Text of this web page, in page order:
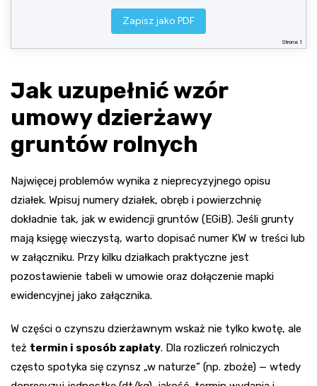
1) Umowa może zostać rozwiązana za porozumieniem stron w formie pisemnej.
2) W przypadku umowy na czas nieoznaczony każda ze stron może wypowiedzieć umowę z
bezprawnej poddzierżawy.
§7 Postanowienia końcowe
Wszelkie zmiany umowy wymagają formy pisemnej pod rygorem nieważności.
W sprawach nieuregulowanych zastosowanie mają przepisy Kodeksu cywilnego.
Umowę sporządzono w [liczba] jednobrzmiących egzemplarzach, po jednym dla
każdej ze stron.
Podpis Wydzierżawiającego: ____________________
Wygenerowano: 8.08.2026
Strona 1
Zapisz jako PDF
Jak uzupełnić wzór
umowy dzierżawy
gruntów rolnych
Najwięcej problemów wynika z nieprecyzyjnego opisu
działek. Wpisuj numery działek, obręb i powierzchnię
dokładnie tak, jak w ewidencji gruntów (EGiB). Jeśli grunty
mają księgę wieczystą, warto dopisać numer KW w treści lub
w załączniku. Przy kilku działkach praktyczne jest
pozostawienie tabeli w umowie oraz dołączenie mapki
ewidencyjnej jako załącznika.
W części o czynszu dzierżawnym wskaż nie tylko kwotę, ale
też termin i sposób zapłaty. Dla rozliczeń rolniczych
często spotyka się czynsz „w naturze” (np. zboże) — wtedy